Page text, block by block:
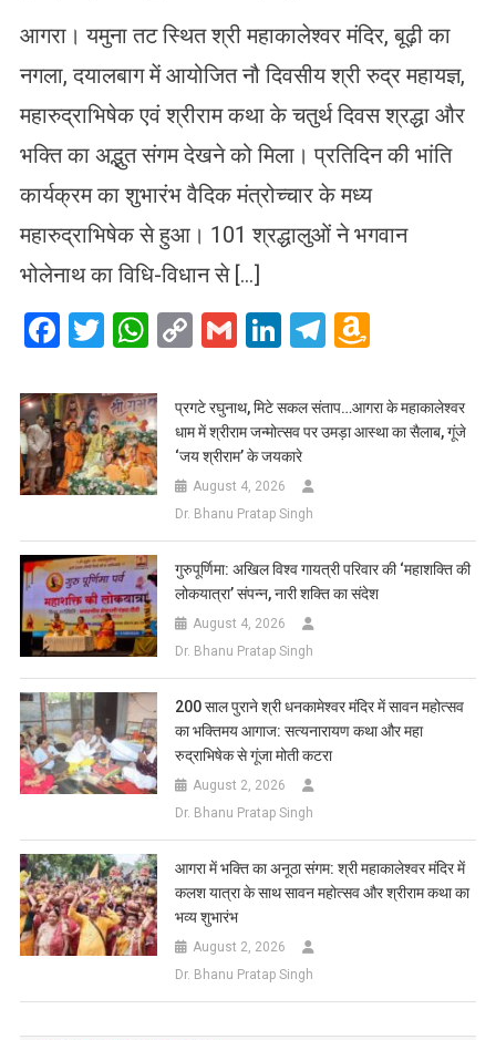
आगरा। यमुना तट स्थित श्री महाकालेश्वर मंदिर, बूढ़ी का
नगला, दयालबाग में आयोजित नौ दिवसीय श्री रुद्र महायज्ञ,
महारुद्राभिषेक एवं श्रीराम कथा के चतुर्थ दिवस श्रद्धा और
भक्ति का अद्भुत संगम देखने को मिला। प्रतिदिन की भांति
कार्यक्रम का शुभारंभ वैदिक मंत्रोच्चार के मध्य
महारुद्राभिषेक से हुआ। 101 श्रद्धालुओं ने भगवान
भोलेनाथ का विधि-विधान से […]
Facebook
Twitter
WhatsApp
CopyGmailLinkedIn
Telegram
List
प्रगटे रघुनाथ, मिटे सकल संताप…आगरा के महाकालेश्वर
धाम में श्रीराम जन्मोत्सव पर उमड़ा आस्था का सैलाब, गूंजे
‘जय श्रीराम’ के जयकारे
August 4, 2026
Dr. Bhanu Pratap Singh
गुरुपूर्णिमा: अखिल विश्व गायत्री परिवार की ‘महाशक्ति की
लोकयात्रा’ संपन्न, नारी शक्ति का संदेश
August 4, 2026
Dr. Bhanu Pratap Singh
200 साल पुराने श्री धनकामेश्वर मंदिर में सावन महोत्सव
का भक्तिमय आगाज: सत्यनारायण कथा और महा
रुद्राभिषेक से गूंजा मोती कटरा
August 2, 2026
Dr. Bhanu Pratap Singh
आगरा में भक्ति का अनूठा संगम: श्री महाकालेश्वर मंदिर में
कलश यात्रा के साथ सावन महोत्सव और श्रीराम कथा का
भव्य शुभारंभ
August 2, 2026
Dr. Bhanu Pratap Singh